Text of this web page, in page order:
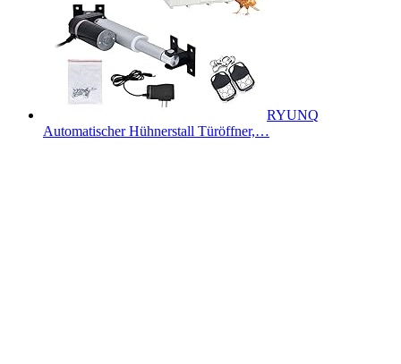
RYUNQ
Automatischer Hühnerstall Türöffner,…